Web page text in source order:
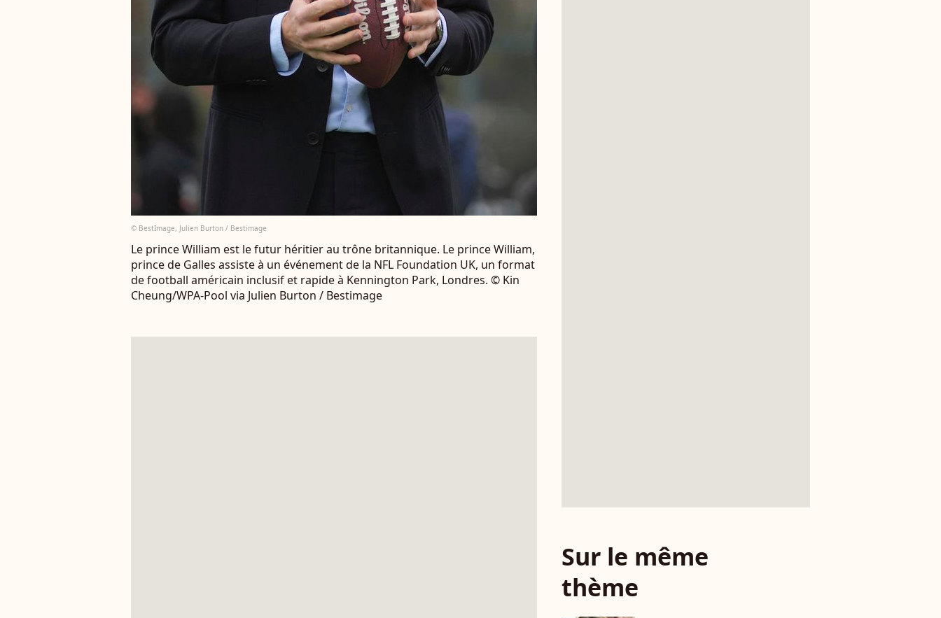
© BestImage, Julien Burton / Bestimage
Le prince William est le futur héritier au trône britannique. Le prince William,
prince de Galles assiste à un événement de la NFL Foundation UK, un format
de football américain inclusif et rapide à Kennington Park, Londres. © Kin
Cheung/WPA-Pool via Julien Burton / Bestimage
Sur le même
thème